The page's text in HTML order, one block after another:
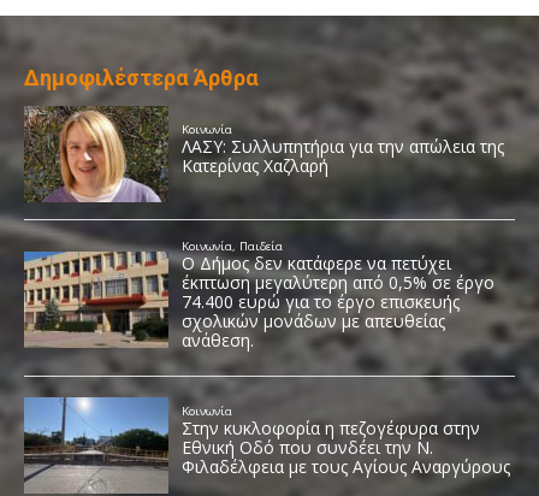
Δημοφιλέστερα Άρθρα